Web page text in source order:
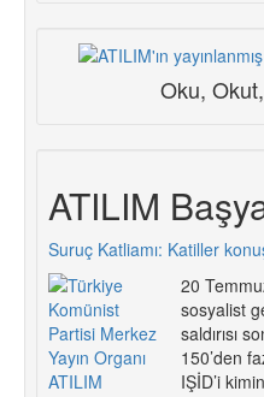
Oku,
ATILIM
Suruç Katliamı: Katiller
20
sosyalist
saldırısı
150’den
IŞİD’i